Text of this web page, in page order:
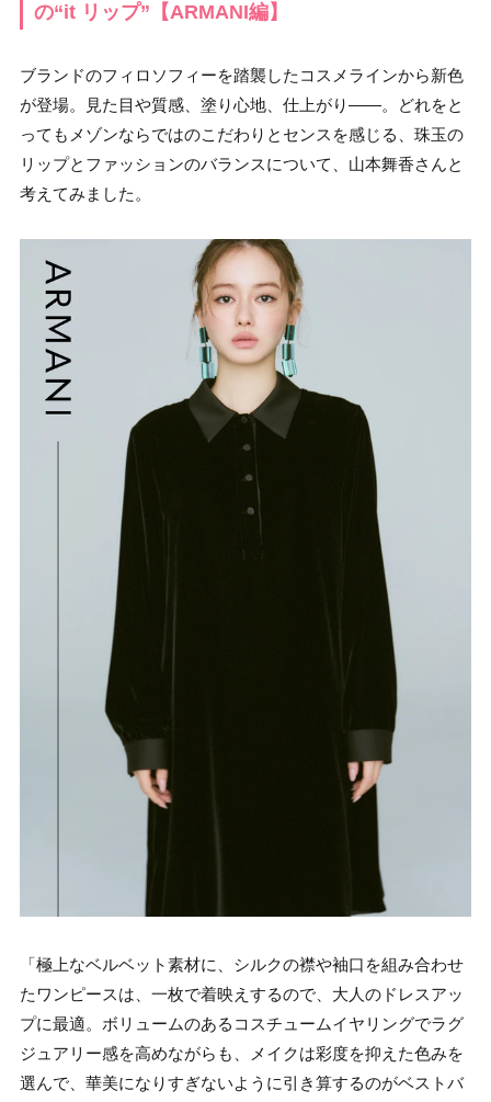
の“it リップ”【ARMANI編】
ブランドのフィロソフィーを踏襲したコスメラインから新色
が登場。見た目や質感、塗り心地、仕上がり——。どれをと
ってもメゾンならではのこだわりとセンスを感じる、珠玉の
リップとファッションのバランスについて、山本舞香さんと
考えてみました。
「極上なベルベット素材に、シルクの襟や袖口を組み合わせ
たワンピースは、一枚で着映えするので、大人のドレスアッ
プに最適。ボリュームのあるコスチュームイヤリングでラグ
ジュアリー感を高めながらも、メイクは彩度を抑えた色みを
選んで、華美になりすぎないように引き算するのがベストバ